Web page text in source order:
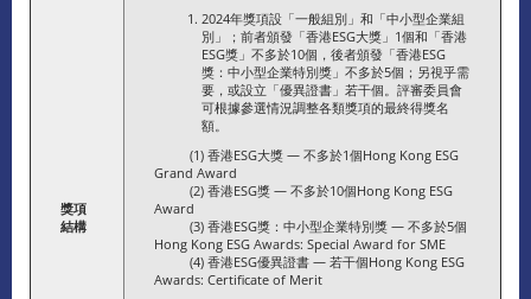
獎項
結構
2024年獎項設「一般組別」和「中小型企業組
別」；前者頒發「香港ESG大獎」1個和「香港
ESG獎」不多於10個，後者頒發「香港ESG
獎：中小型企業特別獎」不多於5個；另視乎需
要，或設立「優異證書」若干個。評審委員會
可根據參選情況調整各類獎項的最終得獎名
額。
(1) 香港ESG大獎 — 不多於1個Hong Kong ESG
Grand Award
(2) 香港ESG獎 — 不多於10個Hong Kong ESG
Award
(3) 香港ESG獎：中小型企業特別獎 — 不多於5個
Hong Kong ESG Awards: Special Award for SME
(4) 香港ESG優異證書 — 若干個Hong Kong ESG
Awards: Certificate of Merit